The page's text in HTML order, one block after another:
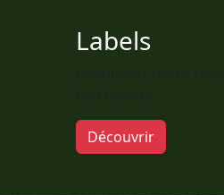
Labels
Découvrir